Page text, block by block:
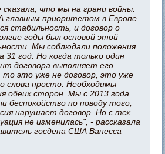
сказала, что мы на грани войны.
главным приоритетом в Европе
стабильность, и договор о
годы был основой этой
Мы соблюдали положения
31 год. Но когда только один
договора выполняет его
то это уже не договор, это уже
слова просто. Необходимы
обеих сторон. Мы с 2013 года
беспокойство по поводу того,
нарушает договор. Но с тех
не изменилась", - рассказала
госдепа США Ванесса